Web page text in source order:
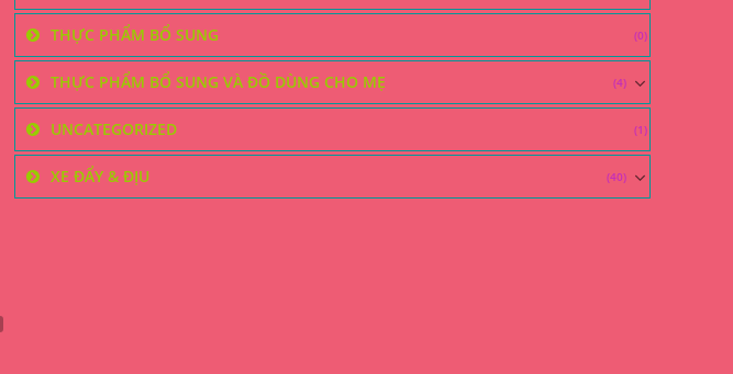
THỰC PHẨM BỔ SUNG (0)
THỰC PHẨM BỔ SUNG VÀ ĐỒ DÙNG CHO MẸ (4)
UNCATEGORIZED (1)
XE ĐẨY & ĐỊU (40)